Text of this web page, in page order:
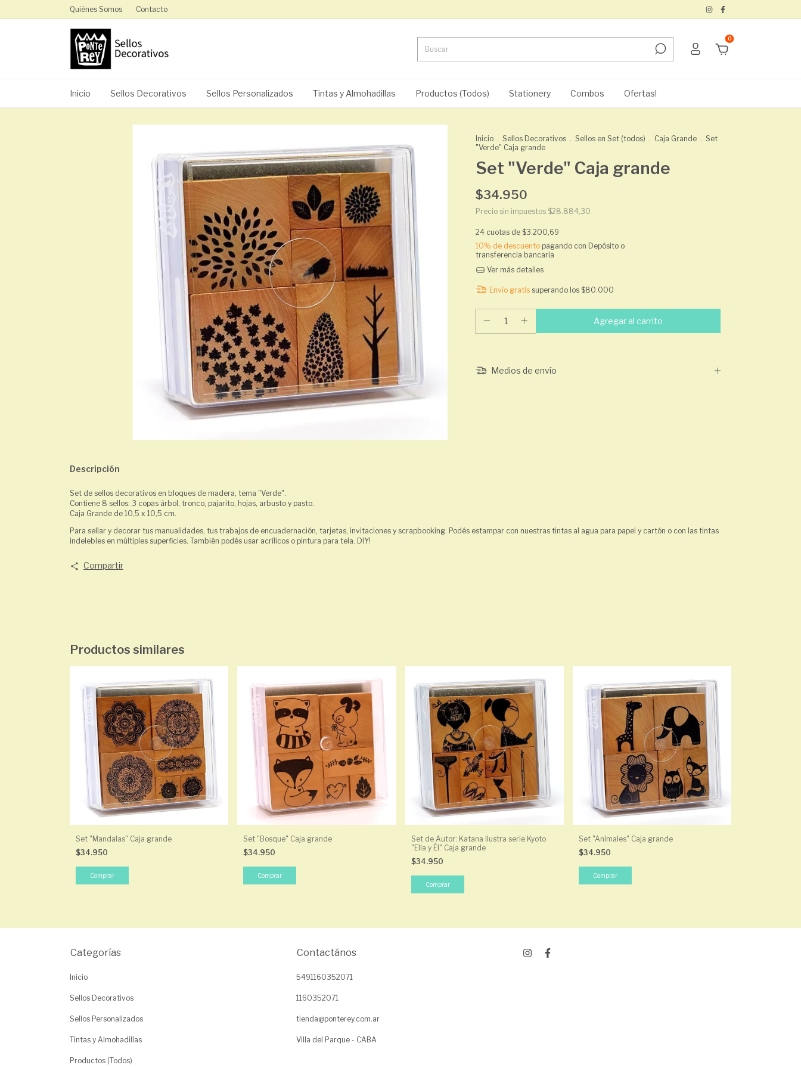
Quiénes Somos Contacto
0
Inicio Sellos Decorativos Sellos Personalizados Tintas y Almohadillas Productos (Todos) Stationery Combos Ofertas!
Inicio . Sellos Decorativos . Sellos en Set (todos) . Caja Grande . Set
"Verde" Caja grande
Set "Verde" Caja grande
$34.950
Precio sin impuestos $28.884,30
24 cuotas de $3.200,69
10% de descuento pagando con Depósito o
transferencia bancaria
Ver más detalles
Envío gratis superando los $80.000
Medios de envío
Descripción
Set de sellos decorativos en bloques de madera, tema "Verde".
Contiene 8 sellos: 3 copas árbol, tronco, pajarito, hojas, arbusto y pasto.
Caja Grande de 10,5 x 10,5 cm.
Para sellar y decorar tus manualidades, tus trabajos de encuadernación, tarjetas, invitaciones y scrapbooking. Podés estampar con nuestras tintas al agua para papel y cartón o con las tintas
indelebles en múltiples superficies. También podés usar acrílicos o pintura para tela. DIY!
Compartir
Productos similares
Set "Mandalas" Caja grande
$34.950
Set "Bosque" Caja grande
$34.950
Set de Autor: Katana Ilustra serie Kyoto
"Ella y Él" Caja grande
$34.950
Set "Animales" Caja grande
$34.950
Categorías
Inicio
Sellos Decorativos
Sellos Personalizados
Tintas y Almohadillas
Productos (Todos)
Contactános
5491160352071
1160352071
tienda@ponterey.com.ar
Villa del Parque - CABA